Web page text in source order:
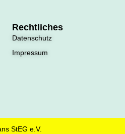
Rechtliches
Datenschutz
Impressum
StEG e.V.